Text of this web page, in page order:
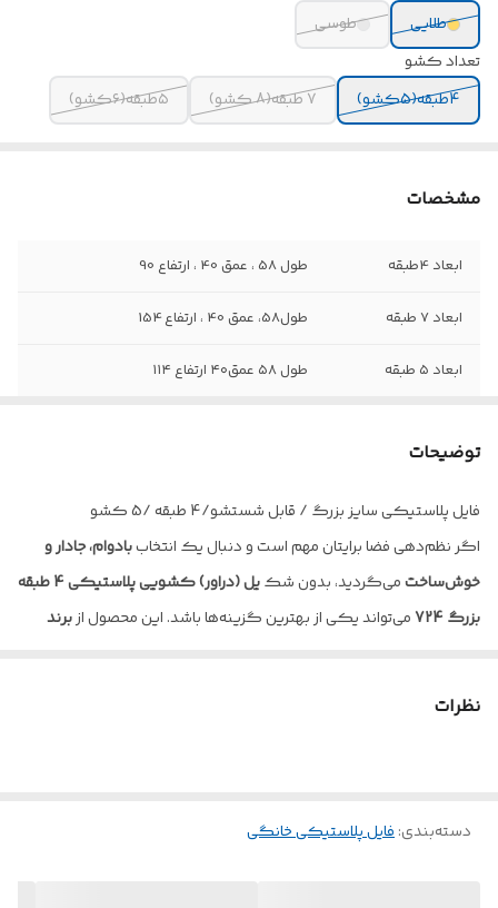
طلایی
طوسی
تعداد کشو
4طبقه(5کشو)
7 طبقه(8 کشو) ۵طبقه(۶کشو)
مشخصات
ابعاد 4طبقه طول 58 ، عمق 40 ، ارتفاع 90
ابعاد 7 طبقه طول58، عمق 40 ، ارتفاع 154
ابعاد ۵ طبقه طول ۵۸ عمق۴۰ ارتفاع ۱۱۴
توضیحات
فایل پلاستیکی سایز بزرگ / قابل شستشو/4 طبقه /5 کشو
اگر نظم‌دهی فضا برایتان مهم است و دنبال یک انتخاببادوام، جادار و
خوش‌ساختمی‌گردید، بدون شک
یل (دراور) کشویی پلاستیکی 4 طبقه
بزرگ 724
می‌تواند یکی از بهترین گزینه‌ها باشد. این محصول ازبرند
این دراور کشویی پلاستیکی با
روزمره و حتی وسایل خاص را فراهم می‌کند. از لباس و حوله گرفته تا اسناد،
نظرات
دسته‌بندی:فایل پلاستیکی خانگی